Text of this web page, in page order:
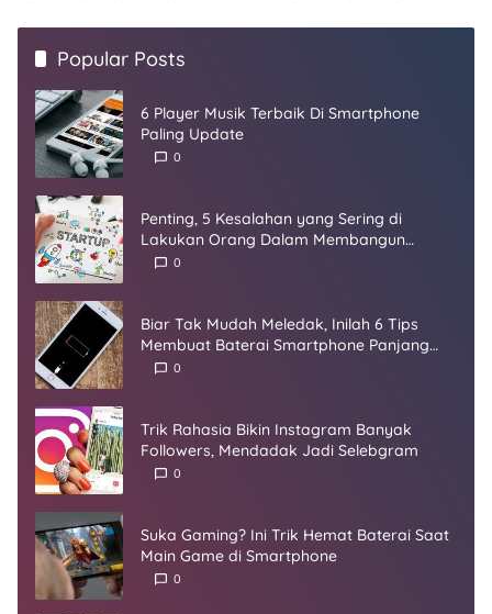
Popular Posts
6 Player Musik Terbaik Di Smartphone
Paling Update
0
Penting, 5 Kesalahan yang Sering di
Lakukan Orang Dalam Membangun
Startup
0
Biar Tak Mudah Meledak, Inilah 6 Tips
Membuat Baterai Smartphone Panjang
Umur
0
Trik Rahasia Bikin Instagram Banyak
Followers, Mendadak Jadi Selebgram
0
Suka Gaming? Ini Trik Hemat Baterai Saat
Main Game di Smartphone
0